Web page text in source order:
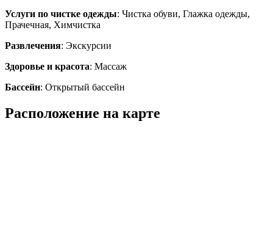
Услуги по чистке одежды: Чистка обуви, Глажка одежды,
Прачечная, Химчистка
Развлечения: Экскурсии
Здоровье и красота: Массаж
Бассейн: Открытый бассейн
Расположение на карте